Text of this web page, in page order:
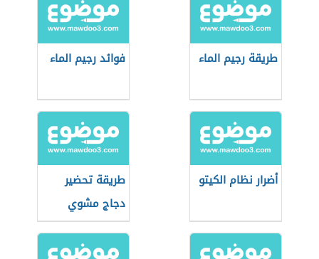
طريقة رجيم الماء فوائد رجيم الماء
أضرار نظام الكيتو
طريقة تحضير
دجاج مشوي
للرجيم